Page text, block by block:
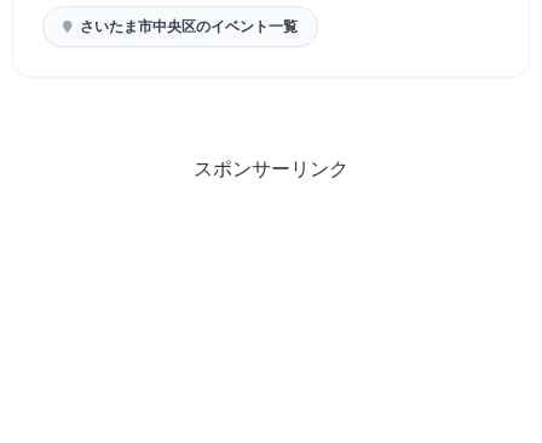
さいたま市中央区のイベント一覧
スポンサーリンク